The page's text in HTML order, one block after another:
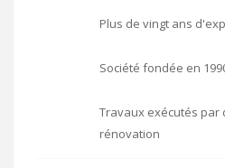
Plus de vingt ans
Société fondée en
Travaux exécutés
rénovation